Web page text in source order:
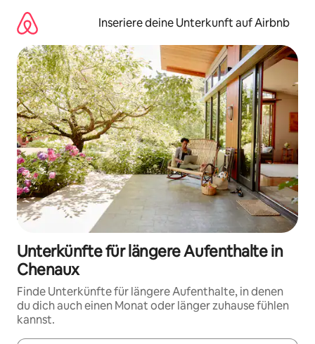
Inhalten
springen
Inseriere deine Unterkunft auf Airbnb
Unterkünfte für längere Aufenthalte in
Chenaux
Finde Unterkünfte für längere Aufenthalte, in denen
du dich auch einen Monat oder länger zuhause fühlen
kannst.